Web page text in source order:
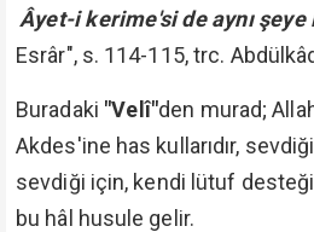
Âyet-i kerime'si de aynı şeye
Esrâr", s. 114-115, trc.
Buradaki "Velî"den murad;
Akdes'ine has kullarıdır,
sevdiği için, kendi lütuf
bu hâl husule gelir.